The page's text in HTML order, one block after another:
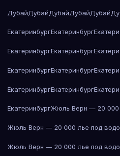
ДубайДубайДубайДубайДубай
ЕкатеринбургЕкатеринбург
ЕкатеринбургЕкатеринбург
ЕкатеринбургЕкатеринбург
ЕкатеринбургЕкатеринбург
ЕкатеринбургЖюль Верн — 20 000
Жюль Верн — 20 000 лье под
Жюль Верн — 20 000 лье под